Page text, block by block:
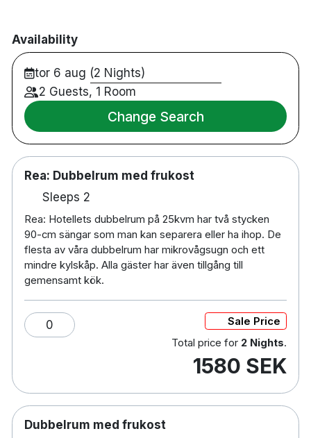
137 rum
Dubbelrum & familjerum
Badrum med dusch
Gratis WiFi
Skrivbord
Hårtork
Gratis gym & bastu
Sällskapsrum med biljard, dart & pingis
Tvätt- och strykrum
Sen utcheckning till 15.00 mot en avgift på
200 kronor
Spjälsäng - måste bokas i förväg
Extrasäng mot en avgift på 200 kronor per natt
- måste bokas i förväg
Husdjur tillåts mot en avgift på 200 kronor per
dygn
Gratis parkering i mån av plats - går ej att
kr/natt
15 minuters promenad till Årstabergs station
Availability
tor 6 aug (2 Nights)
2 Guests, 1 Room
Change Search
Rea: Dubbelrum med frukost
Sleeps 2
Rea: Hotellets dubbelrum på 25kvm har två stycken
90-cm sängar som man kan separera eller ha ihop. De
flesta av våra dubbelrum har mikrovågsugn och ett
mindre kylskåp. Alla gäster har även tillgång till
gemensamt kök.
0
Sale Price
Total price for 2 Nights.
1580 SEK
Dubbelrum med frukost